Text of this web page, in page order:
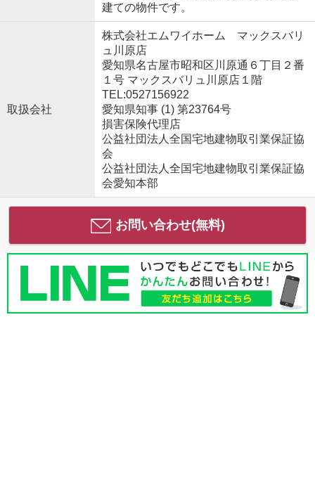
建ての物件です。
取扱会社
株式会社エムワイホーム マックスバリ
ュ川原店
愛知県名古屋市昭和区川原通６丁目２番
１号 マックスバリュ川原店１階
TEL:0527156922
愛知県知事 (1) 第23764号
損害保険代理店
公益社団法人全国宅地建物取引業保証協
会
公益社団法人全国宅地建物取引業保証協
会愛知本部
お問い合わせ(無料)